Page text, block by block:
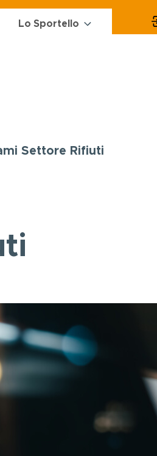
MainLo Sportello Energia
online
Settore Rifiuti